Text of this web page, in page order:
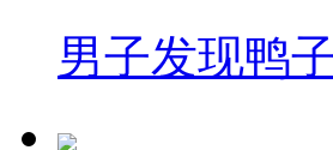
男子发现鸭